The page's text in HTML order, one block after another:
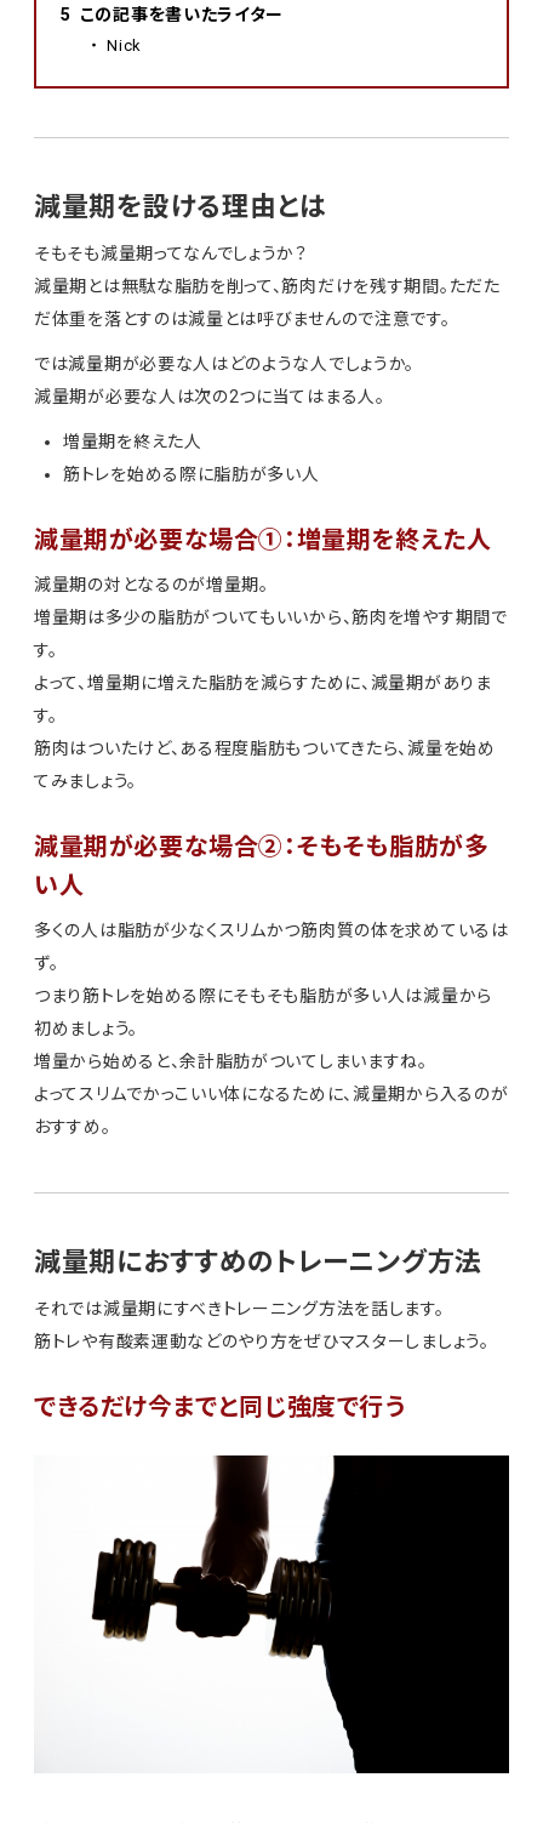
この記事を書いたライター
Nick
減量期を設ける理由とは
そもそも減量期ってなんでしょうか？
減量期とは無駄な脂肪を削って、筋肉だけを残す期間。ただた
だ体重を落とすのは減量とは呼びませんので注意です。
では減量期が必要な人はどのような人でしょうか。
減量期が必要な人は次の2つに当てはまる人。
増量期を終えた人
筋トレを始める際に脂肪が多い人
減量期が必要な場合①：増量期を終えた人
減量期の対となるのが増量期。
増量期は多少の脂肪がついてもいいから、筋肉を増やす期間で
す。
よって、増量期に増えた脂肪を減らすために、減量期がありま
す。
筋肉はついたけど、ある程度脂肪もついてきたら、減量を始め
てみましょう。
減量期が必要な場合②：そもそも脂肪が多
い人
多くの人は脂肪が少なくスリムかつ筋肉質の体を求めているは
ず。
つまり筋トレを始める際にそもそも脂肪が多い人は減量から
初めましょう。
増量から始めると、余計脂肪がついてしまいますね。
よってスリムでかっこいい体になるために、減量期から入るのが
おすすめ。
減量期におすすめのトレーニング方法
それでは減量期にすべきトレーニング方法を話します。
筋トレや有酸素運動などのやり方をぜひマスターしましょう。
できるだけ今までと同じ強度で行う